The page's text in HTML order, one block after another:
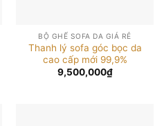
BỘ GHẾ SOFA DA GIÁ RẺ
Thanh lý sofa góc bọc da
cao cấp mới 99,9%
9,500,000₫